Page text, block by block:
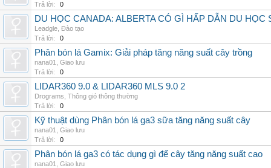
Trả lời:
0
DU HỌC CANADA: ALBERTA CÓ GÌ HẤP DẪN DU HỌC
Leadgle Đào tạo
Trả lời:
0
Phân bón lá Gamix: Giải pháp tăng năng suất cây trồng
nana01
Giao lưu
Trả lời:
0
LIDAR360 9.0 & LIDAR360 MLS 9.0 2
Drograms Thông gió thông thường
Trả lời:
0
Kỹ thuật dùng Phân bón lá ga3 sữa tăng năng suất cây
nana01
Giao lưu
Trả lời:
0
Phân bón lá ga3 có tác dụng gì để cây tăng năng suất cao
nana01
Giao lưu